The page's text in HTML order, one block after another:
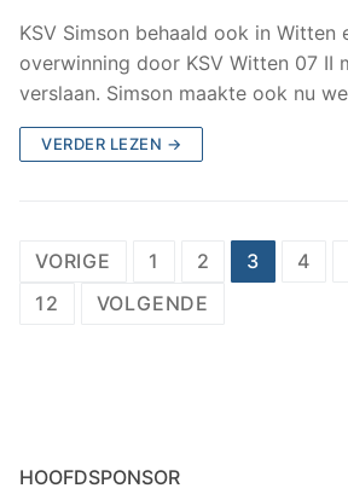
KSV Simson behaald ook in Witten
overwinning door KSV Witten 07 II
verslaan. Simson maakte ook nu
VERDER LEZEN →
Berichten
paginering
VORIGE 1 2 3 4
12
VOLGENDE
HOOFDSPONSOR